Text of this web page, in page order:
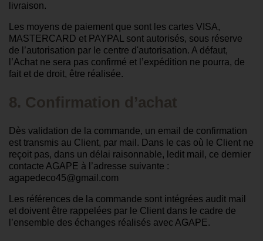
livraison.
Les moyens de paiement que sont les cartes VISA,
MASTERCARD et PAYPAL sont autorisés, sous réserve
de l’autorisation par le centre d'autorisation. A défaut,
l’Achat ne sera pas confirmé et l’expédition ne pourra, de
fait et de droit, être réalisée.
8. Confirmation d’achat
Dès validation de la commande, un email de confirmation
est transmis au Client, par mail. Dans le cas où le Client ne
reçoit pas, dans un délai raisonnable, ledit mail, ce dernier
contacte AGAPE à l’adresse suivante :
agapedeco45@gmail.com
Les références de la commande sont intégrées audit mail
et doivent être rappelées par le Client dans le cadre de
l’ensemble des échanges réalisés avec AGAPE.